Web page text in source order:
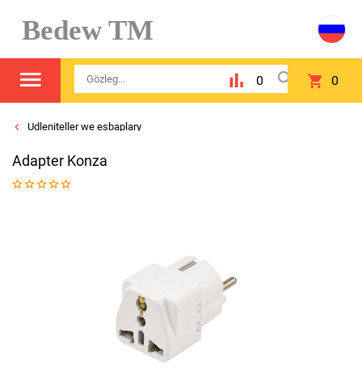
Bedew TM
0 0
Udleniteller we esbaplary
Adapter Konza